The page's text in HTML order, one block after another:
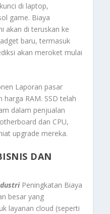
di laptop,
game. Biaya
akan di teruskan ke
baru, termasuk
akan meroket mulai
Laporan pasar
RAM. SSD telah
dalam penjualan
dan CPU,
upgrade mereka.
DAN
Peningkatan Biaya
besar yang
layanan cloud (seperti